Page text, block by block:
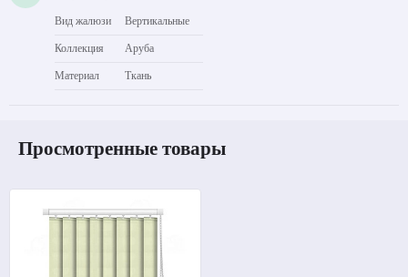
Вид жалюзи Вертикальные
Коллекция Аруба
Материал Ткань
Просмотренные товары